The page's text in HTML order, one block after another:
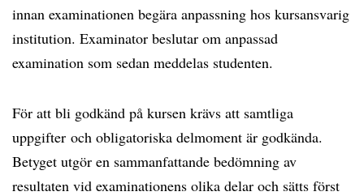
innan examinationen begära anpassning hos kursansvarig
institution. Examinator beslutar om anpassad
examination som sedan meddelas studenten.
För att bli godkänd på kursen krävs att samtliga
uppgifter och obligatoriska delmoment är godkända.
Betyget utgör en sammanfattande bedömning av
resultaten vid examinationens olika delar och sätts först